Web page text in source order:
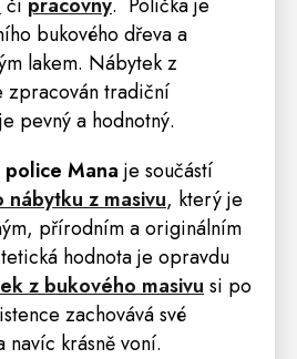
bukového dřeva a
lakem. Nábytek z
zpracován tradiční
pevný a hodnotný.
police Mana je součástí
nábytku z masivu, který je
přírodním a originálním
hodnota je opravdu
z bukového masivu si po
zachovává své
krásně voní.